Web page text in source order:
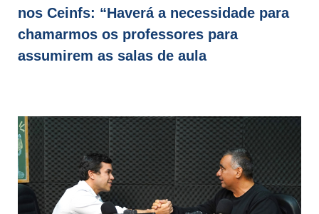
nos Ceinfs: “Haverá a necessidade para
chamarmos os professores para
assumirem as salas de aula